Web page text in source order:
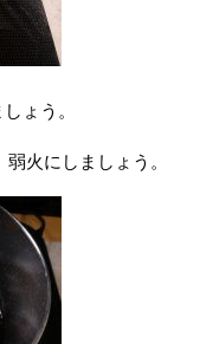
ょう。
火にしましょう。